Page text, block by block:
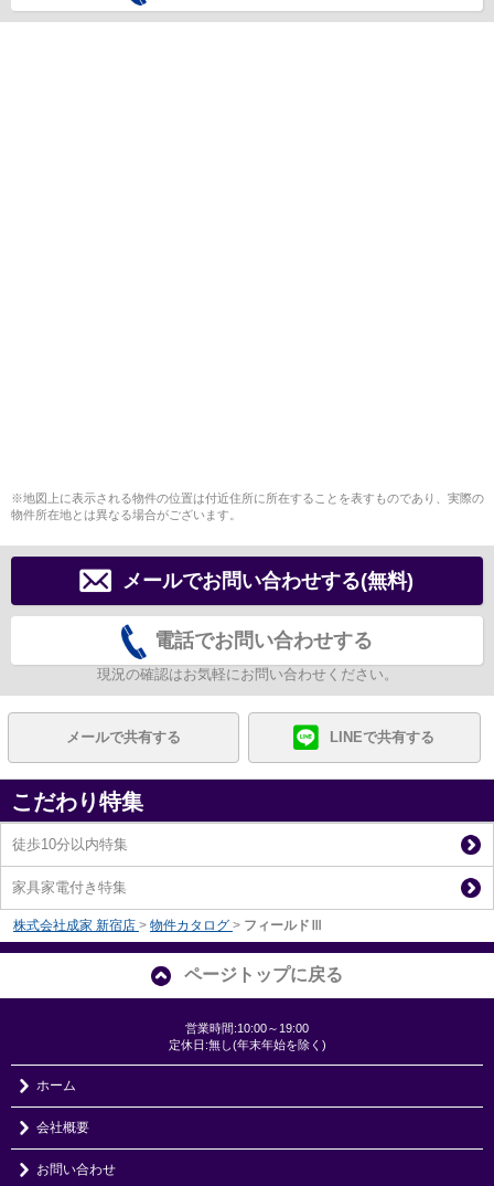
※地図上に表示される物件の位置は付近住所に所在することを表すものであり、実際の
物件所在地とは異なる場合がございます。
メールでお問い合わせする(無料)
電話でお問い合わせする
現況の確認はお気軽にお問い合わせください。
メールで共有する LINEで共有する
こだわり特集
徒歩10分以内特集
家具家電付き特集
株式会社成家 新宿店 > 物件カタログ > フィールドⅢ
ページトップに戻る
営業時間:10:00～19:00
定休日:無し(年末年始を除く)
ホーム
会社概要
お問い合わせ